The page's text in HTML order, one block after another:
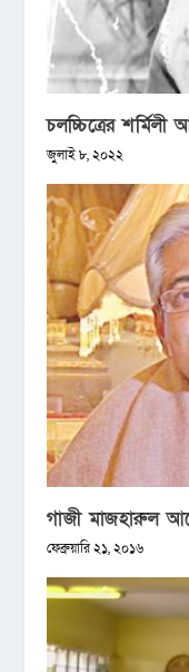
চলচ্চিত্রের
জুলাই ৮, ২০২২
গাজী মাজহারুল
ফেব্রুয়ারি ২১, ২০১৬